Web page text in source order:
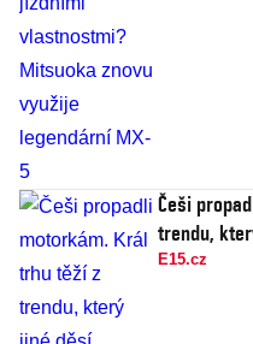
Češi
trendu,
E15.cz